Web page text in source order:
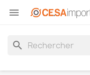

search